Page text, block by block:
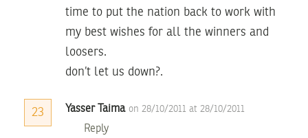
time to put the nation back to work with
my best wishes for all the winners and
loosers.
don’t let us down?.
23 Yasser Taima on 28/10/2011 at 28/10/2011
Reply